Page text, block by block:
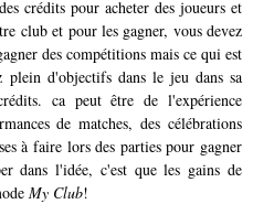
crédits pour acheter des joueurs et
club et pour les gagner, vous devez
des compétitions mais ce qui est
plein d'objectifs dans le jeu dans sa
ca peut être de l'expérience
de matches, des célébrations
à faire lors des parties pour gagner
dans l'idée, c'est que les gains de
My Club!